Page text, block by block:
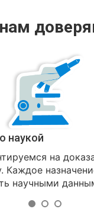
наукой
на
Каждое
научными